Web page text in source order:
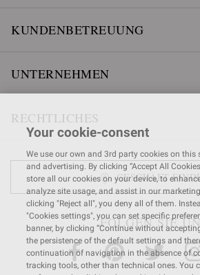
KUNDENBETREUUNG
UNTERNEHMEN
RECHTLICHES
GESCHÄFT
FOLGEN SIE
Your cookie-consent
We use our own and 3rd party cookies on this
and advertising. By clicking “Accept All
store all our cookies on your device, to
analyze site usage, and assist in our
clicking "Reject all", you deny all of them.
"Cookies settings", you can set specific
banner, by clicking “Continue without
the persistence of the default settings and
continuation of navigation in the absence of
tracking tools, other than technical ones. You